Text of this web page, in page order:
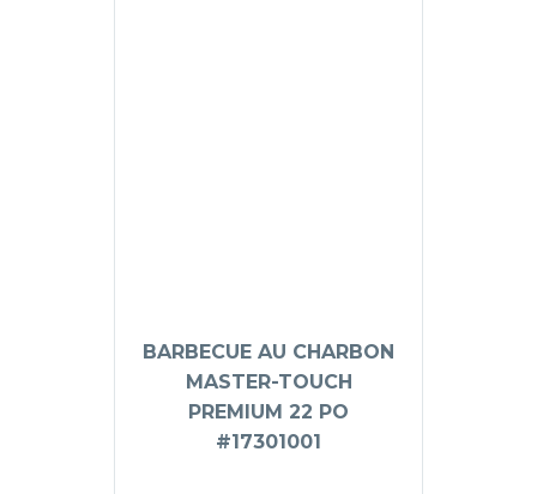
BARBECUE AU CHARBON
MASTER-TOUCH
PREMIUM 22 PO
#17301001